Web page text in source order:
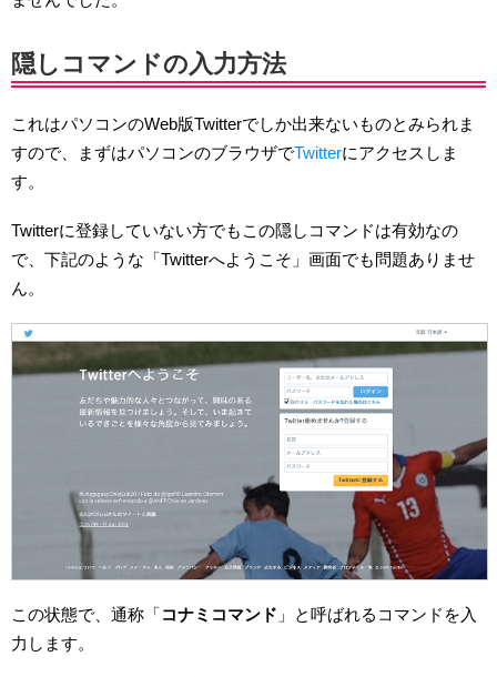
隠しコマンドの入力方法
これはパソコンのWeb版Twitterでしか出来ないものとみられま
すので、まずはパソコンのブラウザでTwitterにアクセスしま
す。
Twitterに登録していない方でもこの隠しコマンドは有効なの
で、下記のような「Twitterへようこそ」画面でも問題ありませ
ん。
この状態で、通称「コナミコマンド 」と呼ばれるコマンドを入
力します。